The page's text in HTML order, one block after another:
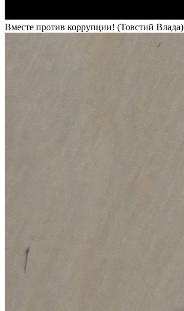
Вместе против коррупции! (Товстий Влада)